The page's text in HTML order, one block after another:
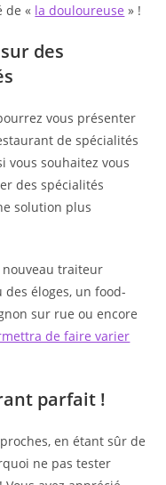
de « la douloureuse » !
des
vous présenter
de spécialités
vous souhaitez vous
des spécialités
solution plus
nouveau traiteur
des éloges, un food-
sur rue ou encore
de faire varier
parfait !
en étant sûr de
ne pas tester